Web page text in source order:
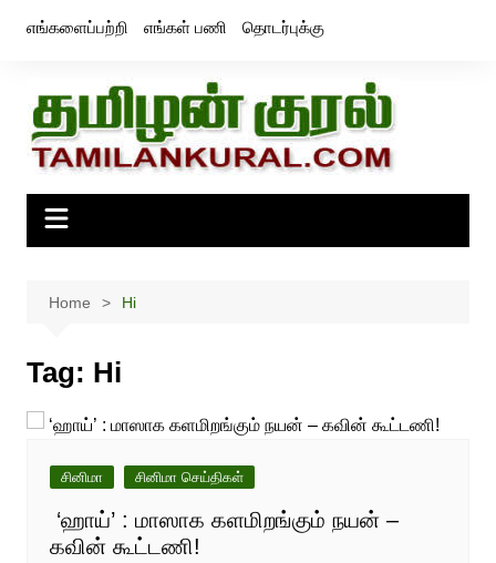
எங்களைப்பற்றி எங்கள் பணி தொடர்புக்கு
Home Hi
Tag: Hi
சினிமா சினிமா செய்திகள்
‘ஹாய்’ : மாஸாக களமிறங்கும் நயன் –
கவின் கூட்டணி!